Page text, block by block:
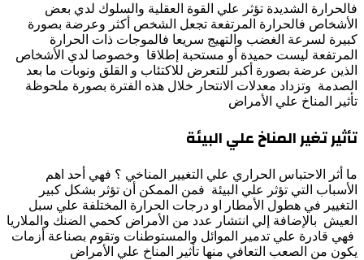
فالحرارة الشديدة تؤثر علي القوة العقلية والسلوك لدي بعض
الأشخاص فالحرارة المرتفعة تجعل الشخص أكثر وعرضة بصورة
كبيرة لسرعة الغضب والتهيج سريعا فالموجات ذات الحرارة
المرتفعة ليست حميدة أو مستحبة إطلاقا وخصوصا لدي الأشخاص
الذين عرضة بصورة أكبر للتعرض للاكتئاب و القلق ونوبات ما بعد
الصدمة وتزداد معدلات الانتحار خلال هذه الفترة بصورة ملحوظة
تأثير المناخ علي الأمراض
تأثير تغير المناخ علي البيئة
ما أثر الاحتباس الحراري علي التغيير المناخي ؟ فهي أحد اهم
الأسباب التي تؤثر علي البيئة فمن الممكن أن تؤثر بشكل كبير
التغيير في هطول الأمطار او درجات الحرارة المختلفة علي سبل
العيش بالإضافة إلي انتشار عدد من الأمراض كحمي الضنك والملاريا
فهي قادرة علي تدمير الموائل والمستوطنات وتقوم بصناعة أزمات
يكون من الصعب التعافي منها تأثير المناخ علي الأمراض